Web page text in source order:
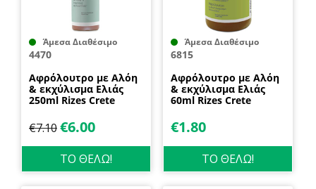
Άμεσα Διαθέσιμο
4470
Αφρόλουτρο με Aλόη
& εκχύλισμα Eλιάς
250ml Rizes Crete
€7.10€6.00
ΤΟ ΘΕΛΩ!
Άμεσα Διαθέσιμο
6815
Αφρόλουτρο με Aλόη
& εκχύλισμα Eλιάς
60ml Rizes Crete
€1.80
ΤΟ ΘΕΛΩ!